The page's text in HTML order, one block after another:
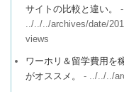
サイトの比較と違い。
-
../../../archives/date/
views
ワーホリ＆留学費用を
がオススメ。
- ../../../